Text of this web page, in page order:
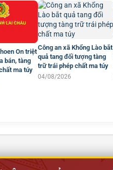
On triệt
bán, tàng
ma túy
Công an xã Khổng Lào bắt
quả tang đối tượng tàng
trữ trái phép chất ma túy
04/08/2026